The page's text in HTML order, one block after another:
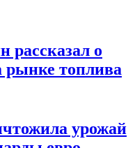
о
рынке топлива
урожай